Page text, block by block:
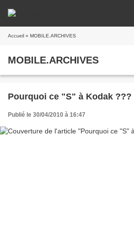
Accueil » MOBILE.ARCHIVES
MOBILE.ARCHIVES
Pourquoi ce "S" à Kodak ???
Publié le 30/04/2010 à 16:47